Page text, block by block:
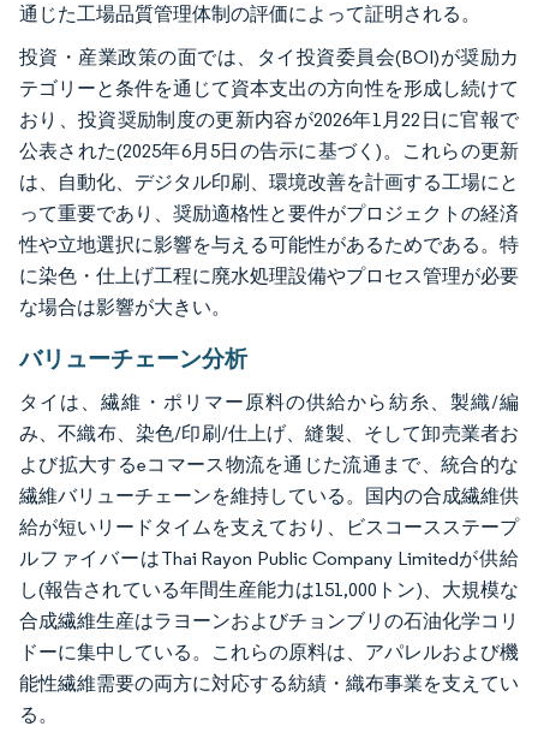
通じた工場品質管理体制の評価によって証明される。
投資・産業政策の面では、タイ投資委員会(BOI)が奨励カ
テゴリーと条件を通じて資本支出の方向性を形成し続けて
おり、投資奨励制度の更新内容が2026年1月22日に官報で
公表された(2025年6月5日の告示に基づく)。これらの更新
は、自動化、デジタル印刷、環境改善を計画する工場にと
って重要であり、奨励適格性と要件がプロジェクトの経済
性や立地選択に影響を与える可能性があるためである。特
に染色・仕上げ工程に廃水処理設備やプロセス管理が必要
な場合は影響が大きい。
バリューチェーン分析
タイは、繊維・ポリマー原料の供給から紡糸、製織/編
み、不織布、染色/印刷/仕上げ、縫製、そして卸売業者お
よび拡大するeコマース物流を通じた流通まで、統合的な
繊維バリューチェーンを維持している。国内の合成繊維供
給が短いリードタイムを支えており、ビスコースステープ
ルファイバーはThai Rayon Public Company Limitedが供給
し(報告されている年間生産能力は151,000トン)、大規模な
合成繊維生産はラヨーンおよびチョンブリの石油化学コリ
ドーに集中している。これらの原料は、アパレルおよび機
能性繊維需要の両方に対応する紡績・織布事業を支えてい
る。